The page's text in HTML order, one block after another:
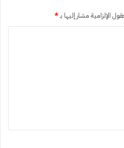
الإلزامية مشار إليها بـ*